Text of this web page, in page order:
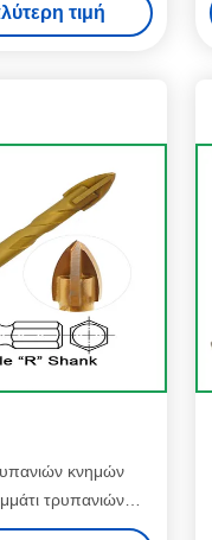
τιμή
κνημών
τρυπανιών
16mm με το